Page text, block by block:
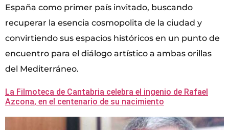
España como primer país invitado, buscando
recuperar la esencia cosmopolita de la ciudad y
convirtiendo sus espacios históricos en un punto de
encuentro para el diálogo artístico a ambas orillas
del Mediterráneo.
La Filmoteca de Cantabria celebra el ingenio de Rafael
Azcona, en el centenario de su nacimiento